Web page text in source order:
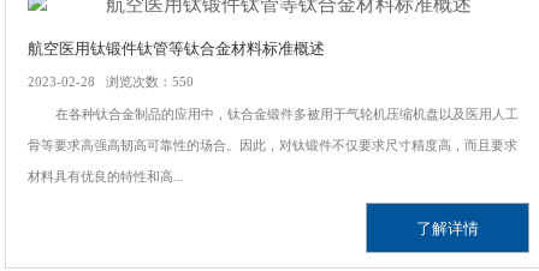
航空医用钛锻件钛管等钛合金材料标准概述
2023-02-28 浏览次数：550
在各种钛合金制品的应用中，钛合金锻件多被用于气轮机压缩机盘以及医用人工
骨等要求高强高韧高可靠性的场合。因此，对钛锻件不仅要求尺寸精度高，而且要求
材料具有优良的特性和高...
了解详情